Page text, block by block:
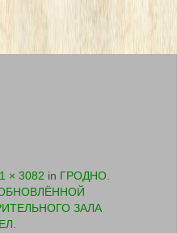
× 3082 in ГРОДНО.
ЗАЛА